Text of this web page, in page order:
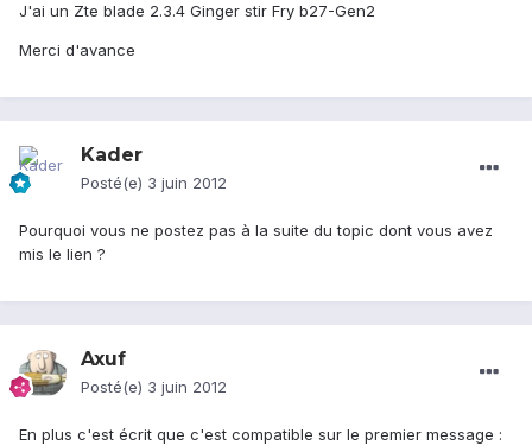
J'ai un Zte blade 2.3.4 Ginger stir Fry b27-Gen2
Merci d'avance
Kader
Posté(e) 3 juin 2012
Pourquoi vous ne postez pas à la suite du topic dont vous avez
mis le lien ?
Axuf
Posté(e) 3 juin 2012
En plus c'est écrit que c'est compatible sur le premier message :